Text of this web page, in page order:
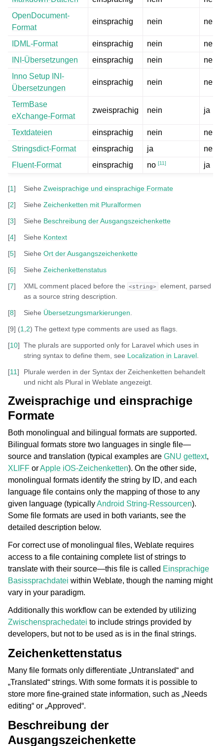
OpenDocument-
Format
einsprachig nein nein
IDML-Format einsprachig nein
nein
INI-Übersetzungen
einsprachig nein
nein
Inno Setup INI-
Übersetzungen
einsprachig nein nein
TermBase
eXchange-Format
zweisprachig nein ja
Textdateien einsprachig nein
nein
Stringsdict-Format
einsprachig ja
nein
Fluent-Format
einsprachig no [11] ja
[1] Siehe Zweisprachige und einsprachige Formate
[2] Siehe Zeichenketten mit Pluralformen
[3] Siehe Beschreibung der Ausgangszeichenkette
[4] Siehe Kontext
[5] Siehe Ort der Ausgangszeichenkette
[6] Siehe Zeichenkettenstatus
[7] XML comment placed before the <string>
element, parsed
as a source string description.
[8] Siehe Übersetzungsmarkierungen
[9] (1 2) The gettext type comments are used as flags.
[10] The plurals are supported only for Laravel which uses in
string syntax to define them, see Localization in Laravel
[11]
Plurale werden in der Syntax der Zeichenketten behandelt
und nicht als Plural in Weblate angezeigt.
Zweisprachige und einsprachige
Formate
Both monolingual and bilingual formats are supported.
Bilingual formats store two languages in single file—
source and translation (typical examples are GNU gettext,
XLIFF orApple iOS-Zeichenketten). On the other side,
monolingual formats identify the string by ID, and each
language file contains only the mapping of those to any
given language (typicallyAndroid String-Ressourcen).
Some file formats are used in both variants, see the
detailed description below.
For correct use of monolingual files, Weblate requires
access to a file containing complete list of strings to
translate with their source—this file is called Einsprachige
Basissprachdatei within Weblate, though the naming might
vary in your paradigm.
Additionally this workflow can be extended by utilizing
Zwischensprachedatei to include strings provided by
developers, but not to be used as is in the final strings.
Zeichenkettenstatus
Many file formats only differentiate „Untranslated“ and
„Translated“ strings. With some formats it is possible to
store more fine-grained state information, such as „Needs
editing“ or „Approved“.
Beschreibung der
Ausgangszeichenkette